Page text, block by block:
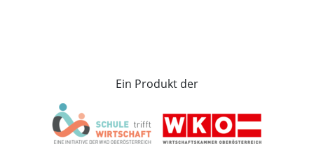
Ein Produkt der